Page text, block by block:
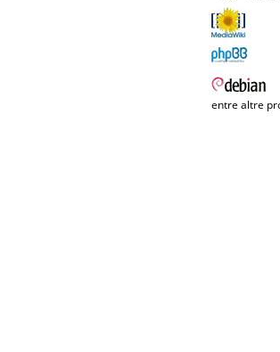
entre altre